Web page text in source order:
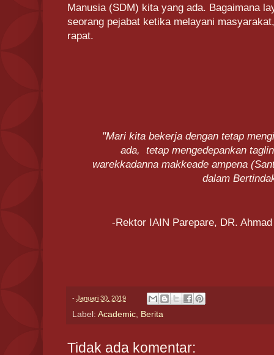
Manusia (SDM) kita yang ada. Bagaimana
seorang pejabat ketika melayani
rapat.
"Mari kita bekerja dengan tetap
ada, tetap mengedepankan
warekkadanna makkeade ampena
dalam
-Rektor IAIN Parepare, DR.
- Januari 30, 2019
Label: Academic, Berita
Tidak ada komentar: